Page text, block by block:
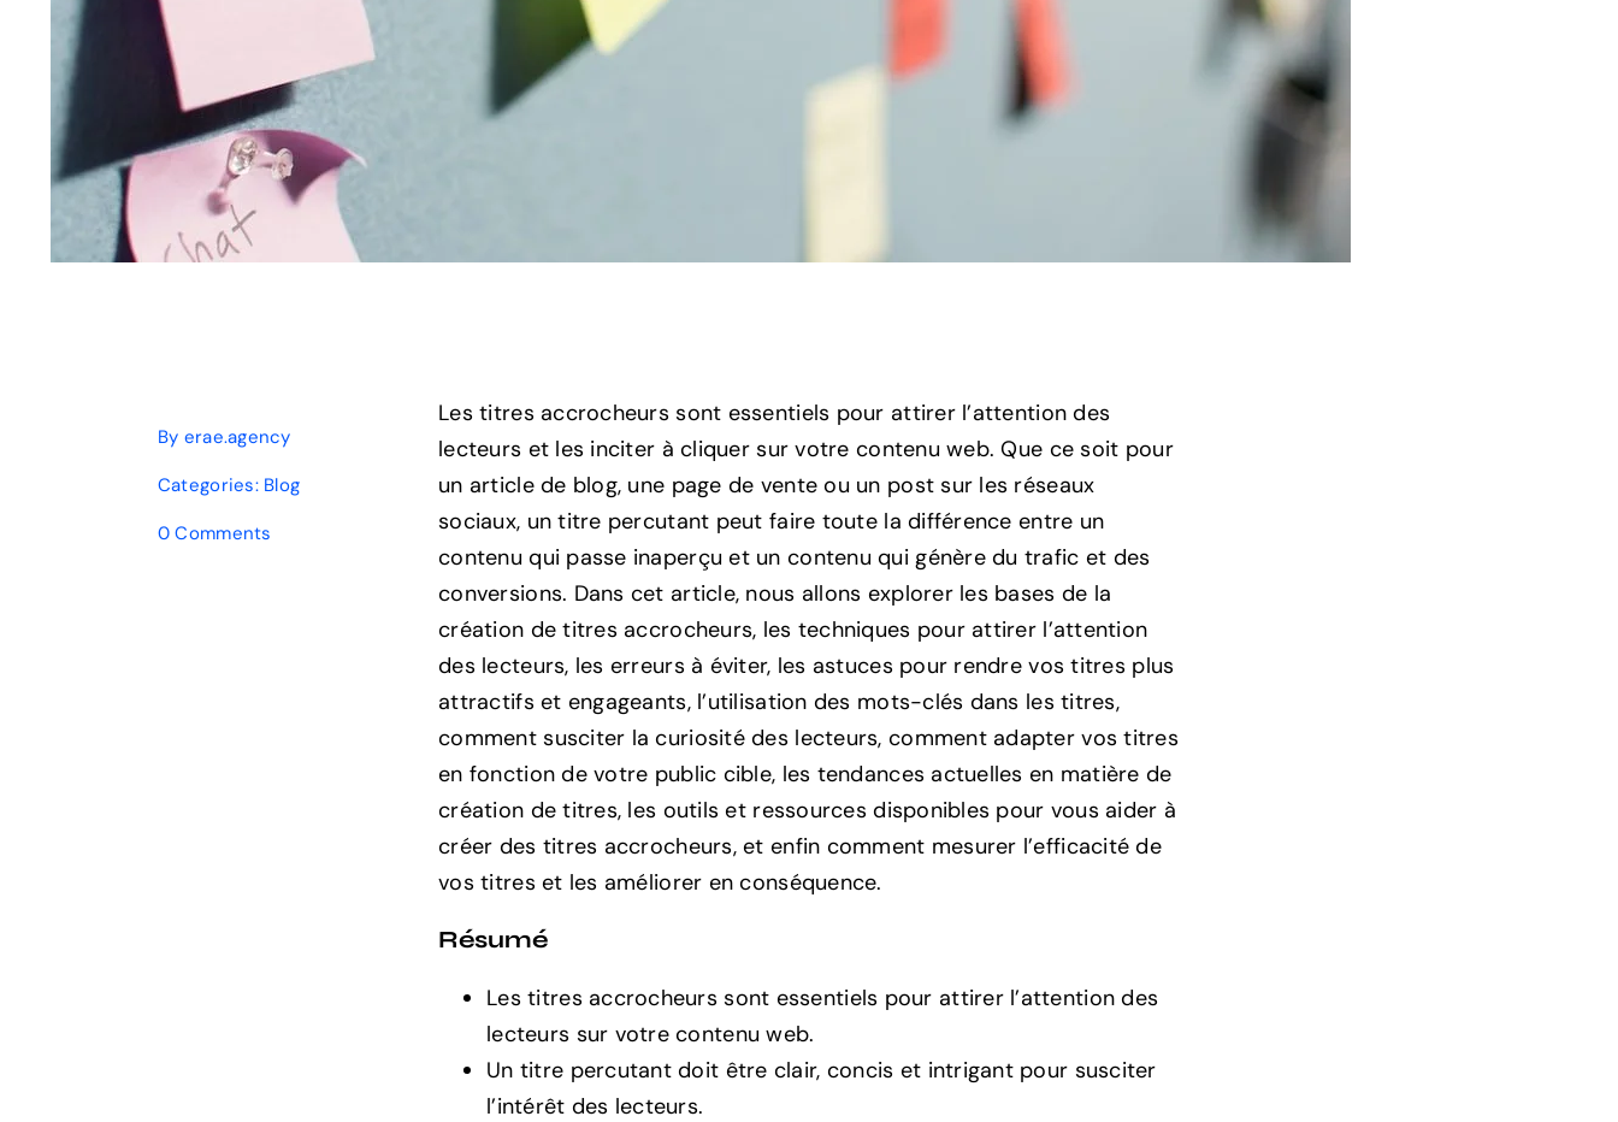
By erae.agency
Categories: Blog
0 Comments
Les titres accrocheurs sont essentiels pour attirer l’attention des
lecteurs et les inciter à cliquer sur votre contenu web. Que ce soit pour
un article de blog, une page de vente ou un post sur les réseaux
sociaux, un titre percutant peut faire toute la différence entre un
contenu qui passe inaperçu et un contenu qui génère du trafic et des
conversions. Dans cet article, nous allons explorer les bases de la
création de titres accrocheurs, les techniques pour attirer l’attention
des lecteurs, les erreurs à éviter, les astuces pour rendre vos titres plus
attractifs et engageants, l’utilisation des mots-clés dans les titres,
comment susciter la curiosité des lecteurs, comment adapter vos titres
en fonction de votre public cible, les tendances actuelles en matière de
création de titres, les outils et ressources disponibles pour vous aider à
créer des titres accrocheurs, et enfin comment mesurer l’efficacité de
vos titres et les améliorer en conséquence.
Résumé
Les titres accrocheurs sont essentiels pour attirer l’attention des
lecteurs sur votre contenu web.
Un titre percutant doit être clair, concis et intrigant pour susciter
l’intérêt des lecteurs.